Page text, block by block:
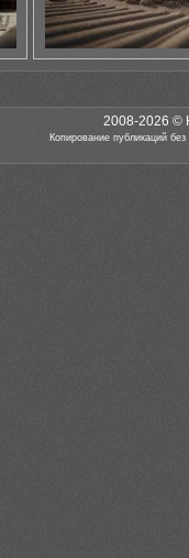
2008-2026 ©
Копирование публикаций